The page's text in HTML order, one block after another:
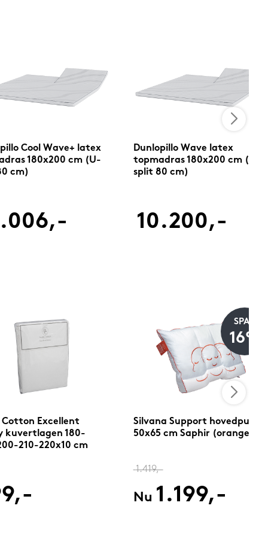
Cool Wave+ latex
180x200 cm (U-
cm)
Dunlopillo Wave latex
topmadras 180x200 cm (U-
split 80 cm)
10.200,-
Cotton Excellent
kuvertlagen 180-
210-220x10 cm
SPAR
16%
Silvana Support hovedpude
50x65 cm Saphir (orange)
1.419,-
Nu 1.199,-